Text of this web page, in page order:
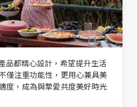
產品都精心設計，希望提升生活
僅注重功能性，更用心兼具美
度，成為與摯愛共度美好時光